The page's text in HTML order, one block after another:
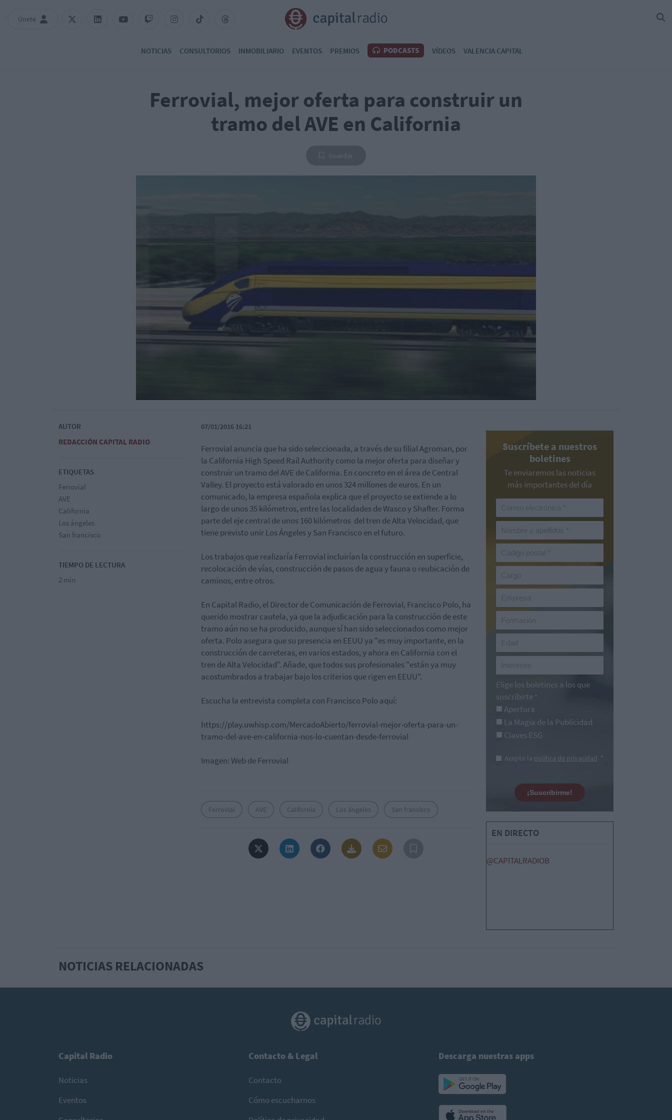
Únete
NOTICIAS CONSULTORIOS INMOBILIARIO EVENTOS PREMIOS PODCASTS VÍDEOS VALENCIA CAPITAL
Ferrovial, mejor oferta para construir un
tramo del AVE en California
AUTOR
REDACCIÓN CAPITAL RADIO
ETIQUETAS
Ferrovial
AVE
California
Los ángeles
San francisco
TIEMPO DE LECTURA
2 min
07/01/2016 16:21
Ferrovial anuncia que ha sido seleccionada, a través de su filial Agroman, por
la California High Speed Rail Authority como la mejor oferta para diseñar y
construir un tramo del AVE de California. En concreto en el área de Central
Valley. El proyecto está valorado en unos 324 millones de euros. En un
comunicado, la empresa española explica que el proyecto se extiende a lo
largo de unos 35 kilómetros, entre las localidades de Wasco y Shafter. Forma
parte del eje central de unos 160 kilómetros del tren de Alta Velocidad, que
tiene previsto unir Los Ángeles y San Francisco en el futuro.
Los trabajos que realizaría Ferrovial incluirían la construcción en superficie,
recolocación de vías, construcción de pasos de agua y fauna o reubicación de
caminos, entre otros.
En Capital Radio, el Director de Comunicación de Ferrovial, Francisco Polo, ha
querido mostrar cautela, ya que la adjudicación para la construcción de este
tramo aún no se ha producido, aunque sí han sido seleccionados como mejor
oferta. Polo asegura que su presencia en EEUU ya "es muy importante, en la
construcción de carreteras, en varios estados, y ahora en California con el
tren de Alta Velocidad". Añade, que todos sus profesionales "están ya muy
acostumbrados a trabajar bajo los criterios que rigen en EEUU".
Escucha la entrevista completa con Francisco Polo aquí:
https://play.uwhisp.com/MercadoAbierto/ferrovial-mejor-oferta-para-un-
tramo-del-ave-en-california-nos-lo-cuentan-desde-ferrovial
Imagen: Web de Ferrovial
Ferrovial AVE California Los ángeles San francisco
Suscríbete a nuestros
boletines
Te enviaremos las noticias
más importantes del día
Elige los boletines a los que
suscribirte *
Apertura
La Magia de la Publicidad
Claves ESG
Acepto la política de privacidad. *
¡Suscribirme!
EN DIRECTO
@CAPITALRADIOB
NOTICIAS RELACIONADAS
Capital Radio
Noticias
Eventos
Contacto & Legal
Contacto
Cómo escucharnos
Descarga nuestras apps